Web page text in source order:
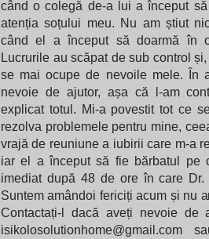
când o colegă de-a lui a început
atenția soțului meu. Nu am știut
când el a început să doarmă în
Lucrurile au scăpat de sub control
se mai ocupe de nevoile mele. În
nevoie de ajutor, așa că l-am
explicat totul. Mi-a povestit tot ce
rezolva problemele pentru mine,
vrajă de reuniune a iubirii care m-a
iar el a început să fie bărbatul pe
imediat după 48 de ore în care
Suntem amândoi fericiți acum și nu
Contactați-l dacă aveți nevoie de